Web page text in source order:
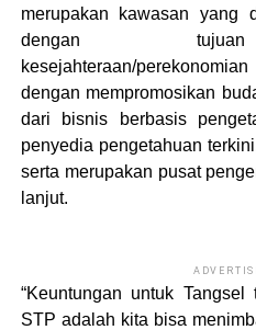
merupakan kawasan yang
dengan tujuan
kesejahteraan/
dengan mempromosikan
dari bisnis berbasis
penyedia pengetahuan
serta merupakan pusat
lanjut.
“Keuntungan untuk
STP adalah kita bisa